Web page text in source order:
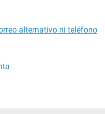
alternativo ni teléfono